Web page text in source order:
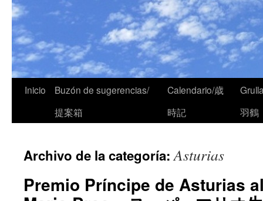
Inicio
Buzón de sugerencias/
提案箱
Calendario/歳
時記
羽鶴
Archivo de la categoría:Asturias
Premio Príncipe de Asturias